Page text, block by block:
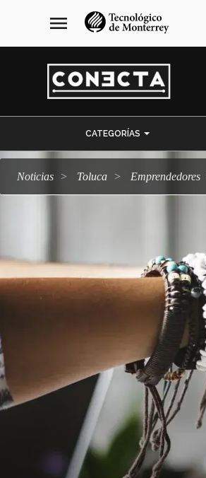
navegación
principal
menu
CATEGORÍAS
Noticias Toluca emprendedores